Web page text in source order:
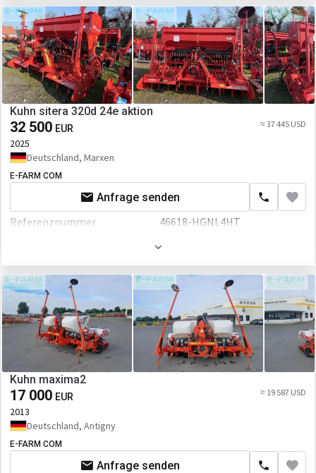
Kuhn sitera 320d 24e aktion
32 500 EUR ≈ 37 445 USD
2025
Deutschland, Marxen
E-FARM COM
Anfrage senden
Referenznummer
46618-HGNL4HT
30 mm
Kuhn maxima2
17 000 EUR ≈ 19 587 USD
2013
Deutschland, Antigny
E-FARM COM
Anfrage senden